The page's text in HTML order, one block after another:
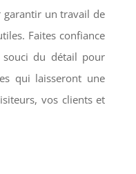
garantir un travail de
Faites confiance
du détail pour
qui laisseront une
vos clients et